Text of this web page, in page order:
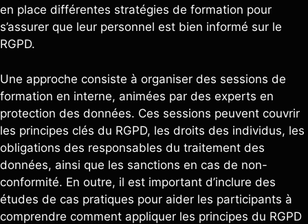
en place différentes stratégies de formation pour
s’assurer que leur personnel est bien informé sur le
RGPD.
Une approche consiste à organiser des sessions de
formation en interne, animées par des experts en
protection des données. Ces sessions peuvent couvrir
les principes clés du RGPD, les droits des individus, les
obligations des responsables du traitement des
données, ainsi que les sanctions en cas de non-
conformité. En outre, il est important d’inclure des
études de cas pratiques pour aider les participants à
comprendre comment appliquer les principes du RGPD